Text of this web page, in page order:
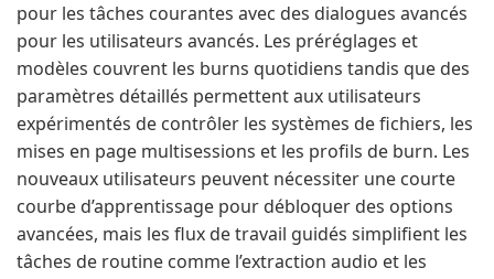
pour les tâches courantes avec des dialogues avancés
pour les utilisateurs avancés. Les préréglages et
modèles couvrent les burns quotidiens tandis que des
paramètres détaillés permettent aux utilisateurs
expérimentés de contrôler les systèmes de fichiers, les
mises en page multisessions et les profils de burn. Les
nouveaux utilisateurs peuvent nécessiter une courte
courbe d’apprentissage pour débloquer des options
avancées, mais les flux de travail guidés simplifient les
tâches de routine comme l’extraction audio et les